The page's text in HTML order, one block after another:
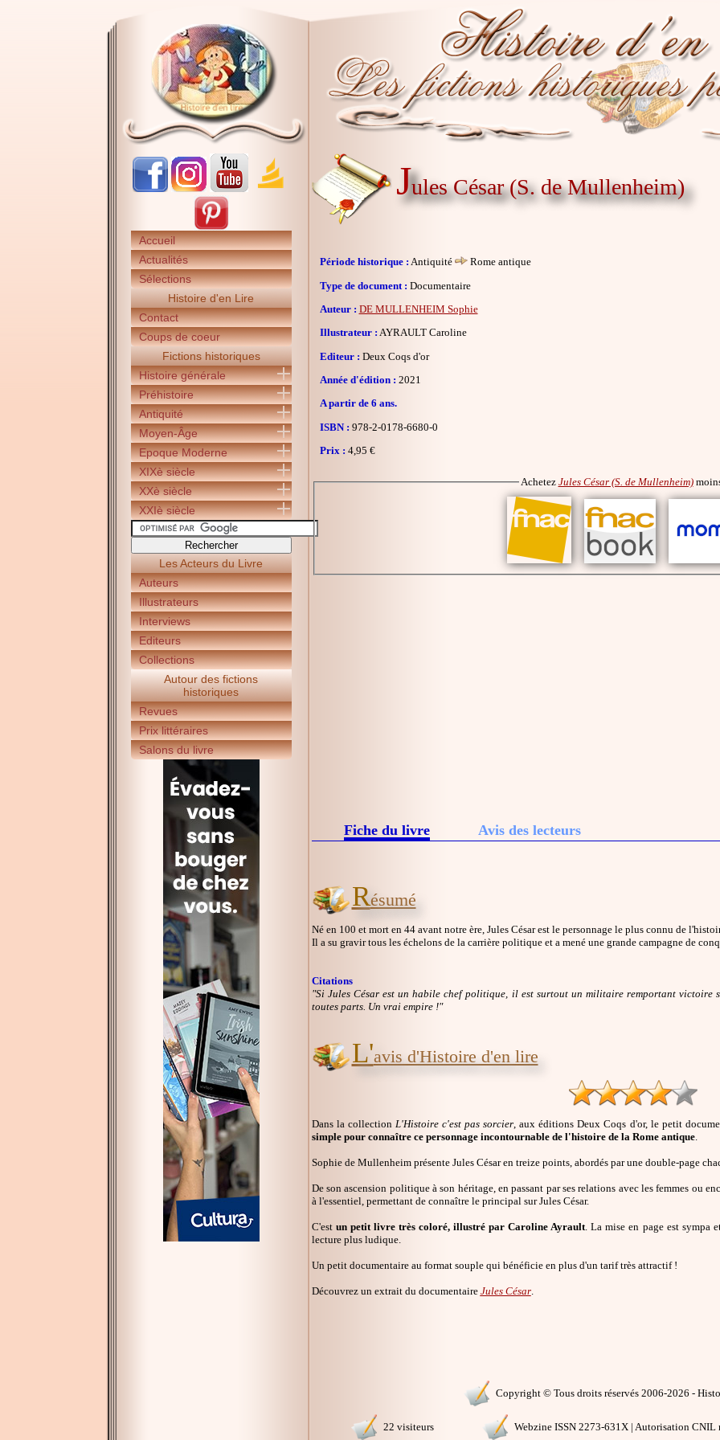
Accueil
Actualités
Sélections
Histoire d'en Lire
Contact
Coups de coeur
Fictions historiques
Histoire générale
Préhistoire
Antiquité
Moyen-Âge
Epoque Moderne
XIXè siècle
XXè siècle
XXIè siècle
Les Acteurs du Livre
Auteurs
Illustrateurs
Interviews
Editeurs
Collections
Autour des fictions
historiques
Revues
Prix littéraires
Salons du livre
Jules César (S. de Mullenheim)
Période historique : Antiquité
Rome antique
Type de document : Documentaire
Auteur : DE MULLENHEIM Sophie
Illustrateur : AYRAULT Caroline
Editeur : Deux Coqs d'or
Année d'édition : 2021
A partir de 6 ans.
ISBN : 978-2-0178-6680-0
Prix : 4,95 €
Achetez Jules César (S. de Mullenheim)
Fiche du livre Avis des lecteurs
Résumé
Né en 100 et mort en 44 avant notre ère, Jules César est le personnage le plus connu de
Il a su gravir tous les échelons de la carrière politique et a mené une grande campagne de
Citations
"Si Jules César est un habile chef politique, il est surtout un militaire remportant victoire
toutes parts. Un vrai empire !"
L'avis d'Histoire d'en lire
Dans la collection L'Histoire c'est pas sorcier, aux éditions Deux Coqs d'or, le petit
simple pour connaître ce personnage incontournable de l'histoire de la Rome antique.
Sophie de Mullenheim présente Jules César en treize points, abordés par une double-page
De son ascension politique à son héritage, en passant par ses relations avec les femmes ou
à l'essentiel, permettant de connaître le principal sur Jules César.
C'est un petit livre très coloré, illustré par Caroline Ayrault. La mise en page est sympa
lecture plus ludique.
Un petit documentaire au format souple qui bénéficie en plus d'un tarif très attractif !
Découvrez un extrait du documentaire Jules César.
Copyright © Tous droits réservés 2006-2026 -
22 visiteurs Webzine ISSN 2273-631X | Autorisation CNIL